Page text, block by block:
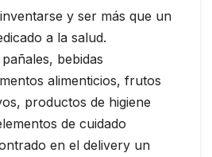
y ser más que un
a la salud.
bebidas
alimenticios, frutos
productos de higiene
de cuidado
en el delivery un